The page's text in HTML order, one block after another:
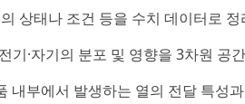
상태나 조건 등을 수치 데이터로
기·자기의 분포 및 영향을 3차원 공
내부에서 발생하는 열의 전달 특성